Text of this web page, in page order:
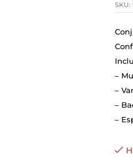
SKU:
–
–
–
–